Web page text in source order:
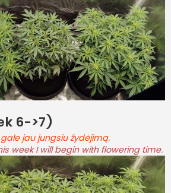
6->7)
jau jungsiu žydėjimą.
week I will begin with flowering time.